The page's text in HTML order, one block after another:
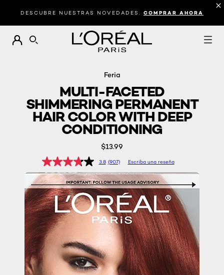
DESCUBRE NUESTRAS NOVEDADES. COMPRAR AHORA
BUSCAR
Feria
MULTI-FACETED
SHIMMERING PERMANENT
HAIR COLOR WITH DEEP
CONDITIONING
$13.99
3.8 (907) Escriba una reseña